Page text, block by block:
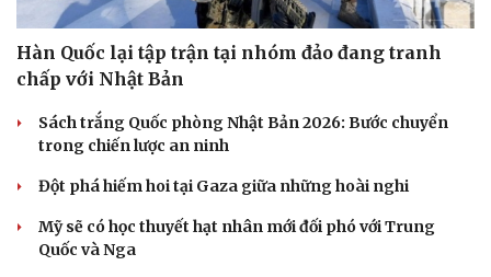
Hàn Quốc lại tập trận tại nhóm đảo đang tranh
chấp với Nhật Bản
Sách trắng Quốc phòng Nhật Bản 2026: Bước chuyển
trong chiến lược an ninh
Đột phá hiếm hoi tại Gaza giữa những hoài nghi
Mỹ sẽ có học thuyết hạt nhân mới đối phó với Trung
Quốc và Nga